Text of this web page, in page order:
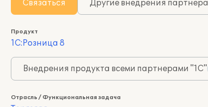
Связаться Другие внедрения партнера
Продукт
1С:Розница 8
Внедрения продукта всеми партнерами "1С"
Отрасль / Функциональная задача